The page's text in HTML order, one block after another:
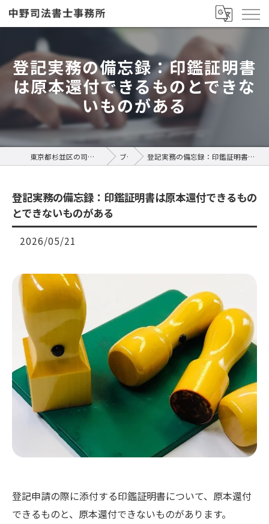
登記実務の備忘録：印鑑証明書
は原本還付できるものとできな
いものがある
東京都杉並区の司法書士なら中野司法書士事務所 ブログ 登記実務の備忘録：印鑑証明書は原本還付できるものとできないものがある
登記実務の備忘録：印鑑証明書は原本還付できるもの
とできないものがある
2026/05/21
登記申請の際に添付する印鑑証明書について、原本還付
できるものと、原本還付できないものがあります。